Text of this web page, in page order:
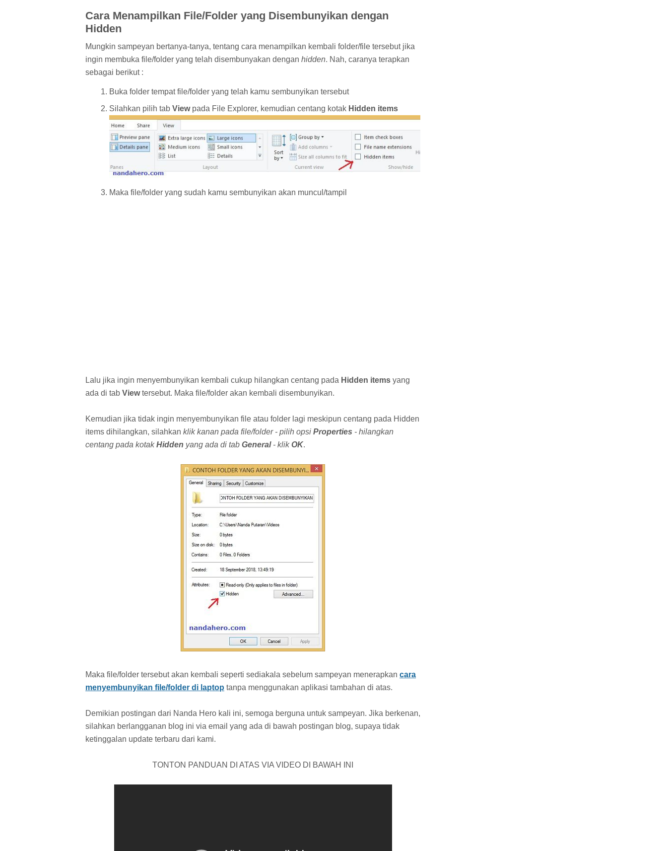
Cara Menampilkan File/Folder yang Disembunyikan dengan
Hidden
Mungkin sampeyan bertanya-tanya, tentang cara menampilkan kembali folder/file tersebut jika
ingin membuka file/folder yang telah disembunyakan dengan hidden. Nah, caranya terapkan
sebagai berikut :
Buka folder tempat file/folder yang telah kamu sembunyikan tersebut
Silahkan pilih tab View pada File Explorer, kemudian centang kotak Hidden items
Maka file/folder yang sudah kamu sembunyikan akan muncul/tampil
Lalu jika ingin menyembunyikan kembali cukup hilangkan centang pada Hidden items yang
ada di tab Viewtersebut. Maka file/folder akan kembali disembunyikan.
Kemudian jika tidak ingin menyembunyikan file atau folder lagi meskipun centang pada Hidden
items dihilangkan, silahkan klik kanan pada file/folder - pilih opsi Properties - hilangkan
centang pada kotakHidden yang ada di tab General- klikOK.
Maka file/folder tersebut akan kembali seperti sediakala sebelum sampeyan menerapkan cara
menyembunyikan file/folder di laptop tanpa menggunakan aplikasi tambahan di atas.
Demikian postingan dari Nanda Hero kali ini, semoga berguna untuk sampeyan. Jika berkenan,
silahkan berlangganan blog ini via email yang ada di bawah postingan blog, supaya tidak
ketinggalan update terbaru dari kami.
TONTON PANDUAN DI ATAS VIA VIDEO DI BAWAH INI